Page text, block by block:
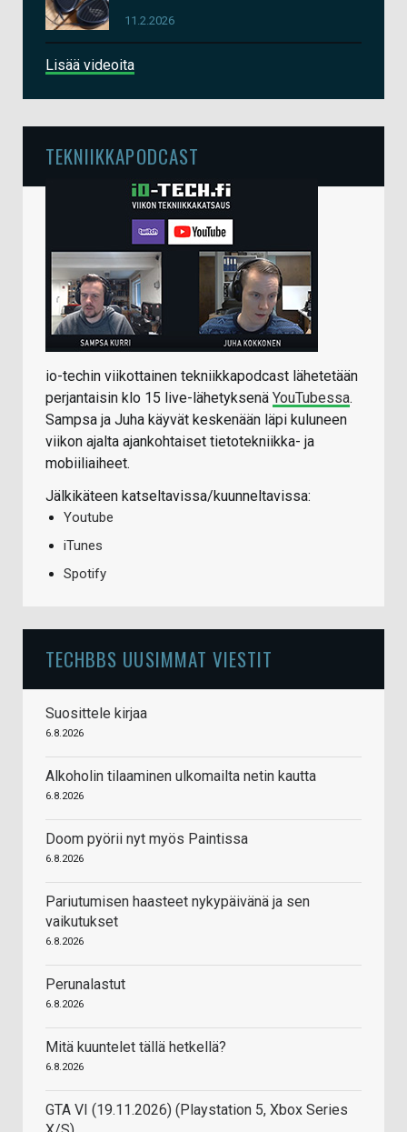
11.2.2026
Lisää videoita
TEKNIIKKAPODCAST
io-techin viikottainen tekniikkapodcast lähetetään
perjantaisin klo 15 live-lähetyksenä YouTubessa.
Sampsa ja Juha käyvät keskenään läpi kuluneen
viikon ajalta ajankohtaiset tietotekniikka- ja
mobiiliaiheet.
Jälkikäteen katseltavissa/kuunneltavissa:
Youtube
iTunes
Spotify
TECHBBS UUSIMMAT VIESTIT
Suosittele kirjaa
6.8.2026
Alkoholin tilaaminen ulkomailta netin kautta
6.8.2026
Doom pyörii nyt myös Paintissa
6.8.2026
Pariutumisen haasteet nykypäivänä ja sen
vaikutukset
6.8.2026
Perunalastut
6.8.2026
Mitä kuuntelet tällä hetkellä?
6.8.2026
GTA VI (19.11.2026) (Playstation 5, Xbox Series